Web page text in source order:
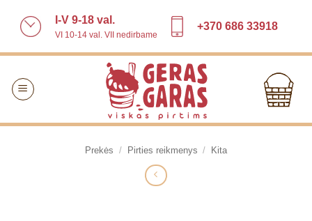
I-V 9-18 val.
VI 10-14 val. VII nedirbame
+370 686 33918
Prekės / Pirties reikmenys / Kita